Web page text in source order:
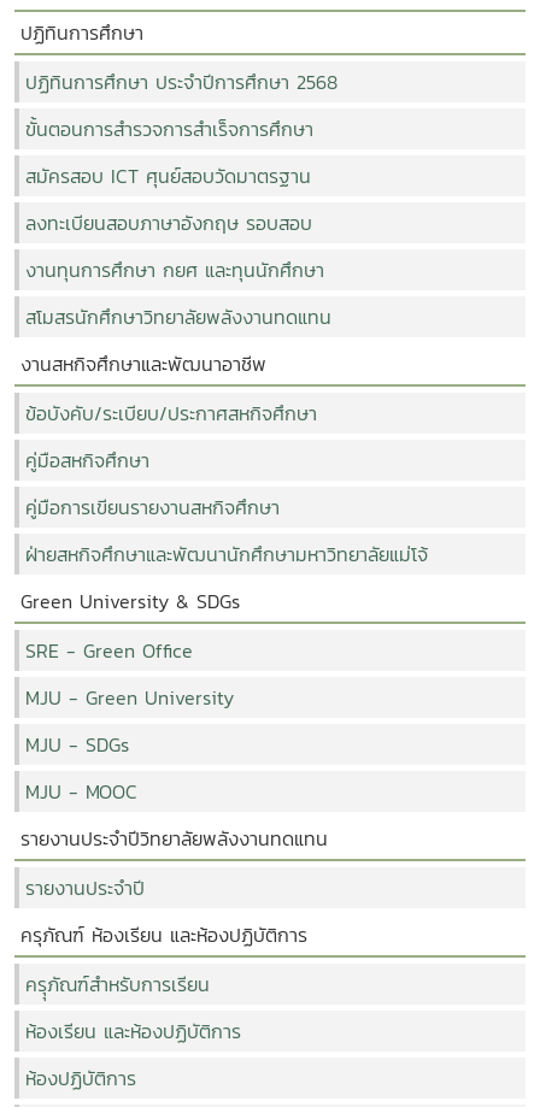
ปฏิทินการศึกษา
ปฏิทินการศึกษา ประจำปีการศึกษา 2568
ขั้นตอนการสำรวจการสำเร็จการศึกษา
สมัครสอบ ICT ศุนย์สอบวัดมาตรฐาน
ลงทะเบียนสอบภาษาอังกฤษ รอบสอบ
งานทุนการศึกษา กยศ และทุนนักศึกษา
สโมสรนักศึกษาวิทยาลัยพลังงานทดแทน
งานสหกิจศึกษาและพัฒนาอาชีพ
ข้อบังคับ/ระเบียบ/ประกาศสหกิจศึกษา
คู่มือสหกิจศึกษา
คู่มือการเขียนรายงานสหกิจศึกษา
ฝ่ายสหกิจศึกษาและพัฒนานักศึกษามหาวิทยาลัยแม่โจ้
Green University & SDGs
SRE - Green Office
MJU - Green University
MJU - SDGs
MJU - MOOC
รายงานประจำปีวิทยาลัยพลังงานทดแทน
รายงานประจำปี
ครุภัณฑ์ ห้องเรียน และห้องปฏิบัติการ
ครุุภัณฑ์สำหรับการเรียน
ห้องเรียน และห้องปฏิบัติการ
ห้องปฏิบัติการ